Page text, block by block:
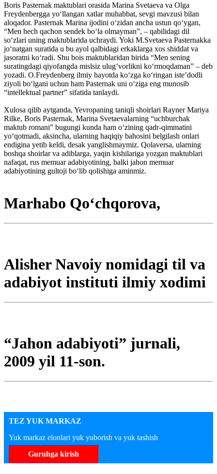
Boris Pasternak maktublari orasida Marina Svetaeva va Olga
Freydenbergga yo‘llangan xatlar muhabbat, sevgi mavzusi bilan
aloqador. Pasternak Marina ijodini o‘zidan ancha ustun qo‘ygan,
“Men hech qachon sendek bo‘la olmayman”, – qabilidagi dil
so‘zlari uning maktublarida uchraydi. Yoki M.Svetaeva Pasternakka
jo‘natgan suratida u bu ayol qalbidagi erkaklarga xos shiddat va
jasoratni ko‘radi. Shu bois maktublaridan birida “Men sening
suratingdagi qiyofangda mislsiz ulug‘vorlikni ko‘rmoqdaman” – deb
yozadi. O.Freydenberg ilmiy hayotda ko‘zga ko‘ringan iste’dodli
ziyoli bo‘lgani uchun ham Pasternak uni o‘ziga eng munosib
“intellektual partner” sifatida tanlaydi.
Xulosa qilib aytganda, Yevropaning taniqli shoirlari Rayner Mariya
Rilke, Boris Pasternak, Marina Svetaevalarning “uchburchak
maktub romani” bugungi kunda ham o‘zining qadr-qimmatini
yo‘qotmadi, aksincha, ularning haqiqiy bahosini belgilash onlari
endigina yetib keldi, desak yanglishmaymiz. Qolaversa, ularning
boshqa shoirlar va adiblarga, yaqin kishilariga yozgan maktublari
nafaqat, rus memuar adabiyotining, balki jahon memuar
adabiyotining gultoji bo‘lib qolishiga aminmiz.
Marhabo Qo‘chqorova,
Alisher Navoiy nomidagi til va
adabiyot instituti ilmiy xodimi
“Jahon adabiyoti” jurnali,
2009 yil 11-son.
TEZ YUK MARKAZ
Yuk markaz elonlari yuk yuborish va yuk tashish
Guruhga kirish